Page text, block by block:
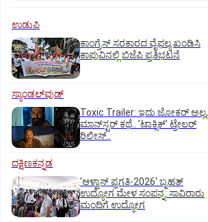
ಉಡುಪಿ
ಕಾಂಗ್ರೆಸ್ ಸರಕಾರದ ವೈಫಲ್ಯ ಖಂಡಿಸಿ
ಕಾಪುವಿನಲ್ಲಿ ಬಿಜೆಪಿ ಪ್ರತಿಭಟನೆ
ಸ್ಯಾಂಡಲ್‌ವುಡ್‌
Toxic Trailer: ಇದು ಜೋಕರ್‌ ಅಲ್ಲ,
ಮಾನ್‌ಸ್ಟರ್‌ ಕಥೆ.. ʼಟಾಕ್ಸಿಕ್‌ʼ ಟ್ರೇಲರ್‌
ರಿಲೀಸ್..
ದಕ್ಷಿಣಕನ್ನಡ
'ಆಳ್ವಾಸ್‌ ಪ್ರಗತಿ-2026' ಬೃಹತ್
ಉದ್ಯೋಗ ಮೇಳ ಸಂಪನ್ನ: ಸಾವಿರಾರು
ಮಂದಿಗೆ ಉದ್ಯೋಗ